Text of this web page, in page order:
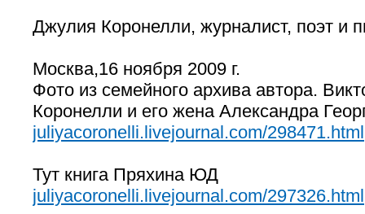
Джулия Коронелли, журналист, поэт и
Москва,16 ноября 2009 г.
Фото из семейного архива автора.
Коронелли и его жена Александра
juliyacoronelli.livejournal.com/298471.html
Тут книга Пряхина ЮД
juliyacoronelli.livejournal.com/297326.html